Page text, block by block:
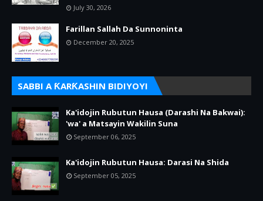
July 30, 2026
Farillan Sallah Da Sunnoninta
December 20, 2025
SABBI A ƘARƘASHIN BIDIYOYI
Ka'idojin Rubutun Hausa (Darashi Na Bakwai):
'wa' a Matsayin Wakilin Suna
September 06, 2025
Ka'idojin Rubutun Hausa: Darasi Na Shida
September 05, 2025